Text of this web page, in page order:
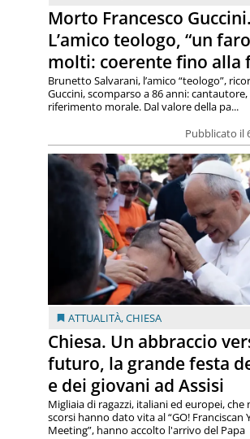
Morto Francesco Guccini.
L’amico teologo, “un
molti: coerente fino alla
Pubblicato il
Brunetto Salvarani, l’amico “teologo”,
Guccini, scomparso a 86 anni:
riferimento morale. Dal valore della pa...
ATTUALITÀ,CHIESA
Chiesa. Un abbraccio
futuro, la grande festa
e dei giovani ad Assisi
Migliaia di ragazzi, italiani ed europei, che
scorsi hanno dato vita al “GO! Franciscan
Meeting”, hanno accolto l'arrivo del Papa